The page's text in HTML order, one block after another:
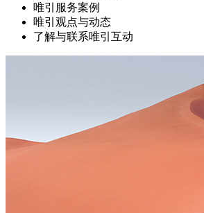
唯引服务案例
唯引观点与动态
了解与联系唯引互动